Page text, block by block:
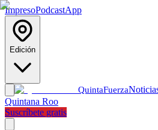
ImpresoPodcastApp
Edición
QuintaFuerza
Quintana Roo
Suscríbete gratis